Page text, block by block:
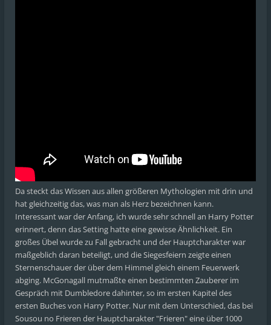
Da steckt das Wissen aus allen größeren Mythologien mit drin und
hat gleichzeitig das, was man als Herz bezeichnen kann.
Interessant war der Anfang, ich wurde sehr schnell an Harry Potter
erinnert, denn das Setting hatte eine gewisse Ähnlichkeit. Ein
großes Übel wurde zu Fall gebracht und der Hauptcharakter war
maßgeblich daran beteiligt, und die Siegesfeiern zeigte einen
Sternenschauer der über dem Himmel gleich einem Feuerwerk
abging. McGonagall mutmaßte einen bestimmten Zauberer im
Gespräch mit Dumbledore dahinter, so im ersten Kapitel des
ersten Buches von Harry Potter. Nur mit dem Unterschied, das bei
Sousou no Frieren der Hauptcharakter "Frieren" eine über 1000